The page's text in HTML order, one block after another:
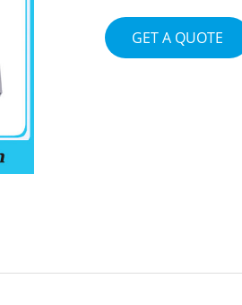
GET A QUOTE